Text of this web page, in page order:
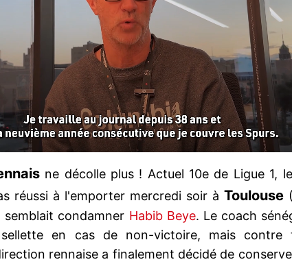
ne décolle plus ! Actuel 10e de Ligue 1,
réussi à l'emporter mercredi soir à Toulouse
condamner Habib Beye. Le coach
en cas de non-victoire, mais contre
rennaise a finalement décidé de